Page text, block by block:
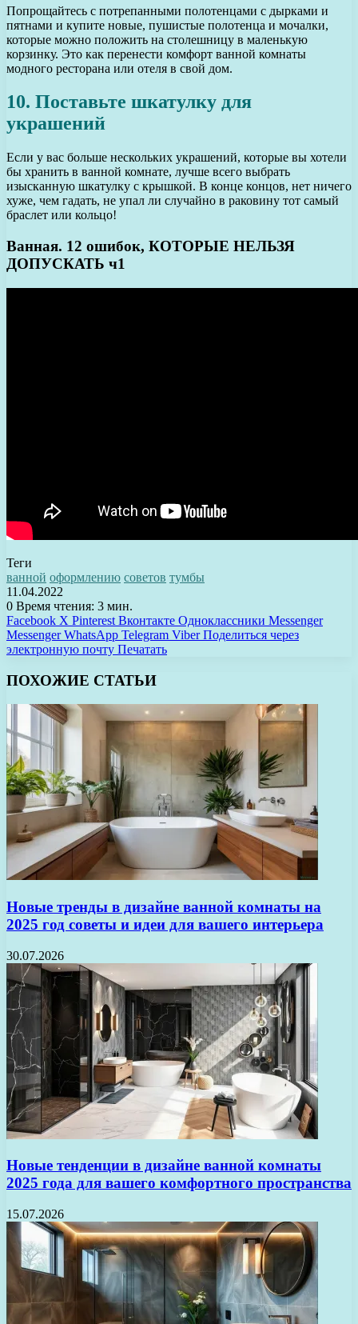
Попрощайтесь с потрепанными полотенцами с дырками и
пятнами и купите новые, пушистые полотенца и мочалки,
которые можно положить на столешницу в маленькую
корзинку. Это как перенести комфорт ванной комнаты
модного ресторана или отеля в свой дом.
10. Поставьте шкатулку для
украшений
Если у вас больше нескольких украшений, которые вы хотели
бы хранить в ванной комнате, лучше всего выбрать
изысканную шкатулку с крышкой. В конце концов, нет ничего
хуже, чем гадать, не упал ли случайно в раковину тот самый
браслет или кольцо!
Ванная. 12 ошибок, КОТОРЫЕ НЕЛЬЗЯ
ДОПУСКАТЬ ч1
Теги
ванной оформлению советов тумбы
11.04.2022
0 Время чтения: 3 мин.
Facebook X Pinterest Вконтакте Одноклассники Messenger
Messenger WhatsApp Telegram Viber Поделиться через
электронную почту Печатать
ПОХОЖИЕ СТАТЬИ
Новые тренды в дизайне ванной комнаты на
2025 год советы и идеи для вашего интерьера
30.07.2026
Новые тенденции в дизайне ванной комнаты
2025 года для вашего комфортного пространства
15.07.2026